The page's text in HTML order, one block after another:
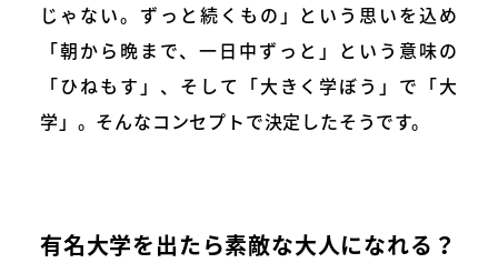
じゃない。ずっと続くもの」という思いを込め
「朝から晩まで、一日中ずっと」という意味の
「ひねもす」、そして「大きく学ぼう」で「大
学」。そんなコンセプトで決定したそうです。
有名大学を出たら素敵な大人になれる？